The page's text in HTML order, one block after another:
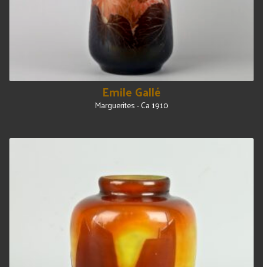
Emile Gallé
Marguerites - Ca 1910